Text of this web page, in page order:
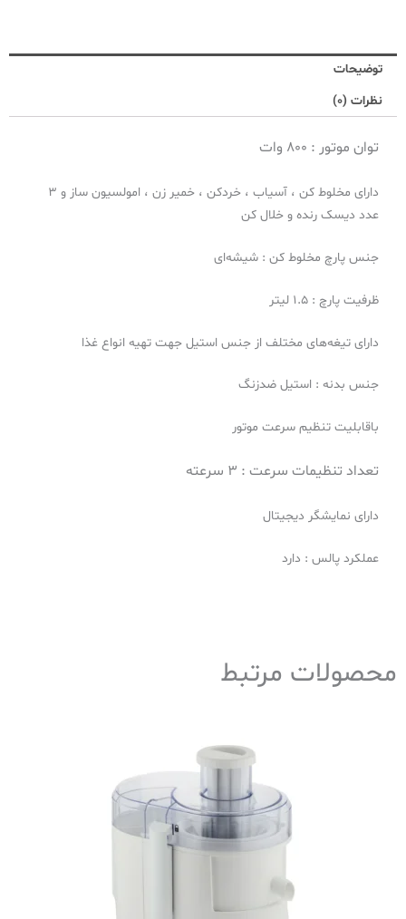
توضیحات
نظرات (0)
توان موتور : 800 وات
دارای مخلوط کن ، آسیاب ، خردکن ، خمیر زن ، امولسیون ساز و 3
عدد دیسک رنده و خلال کن
جنس پارچ مخلوط کن : شیشه‌ای
ظرفیت پارچ : 1.5 لیتر
دارای تیغه‌های مختلف از جنس استیل جهت تهیه انواع غذا
جنس بدنه : استیل ضدزنگ
باقابلیت تنظیم سرعت موتور
تعداد تنظیمات سرعت : 3 سرعته
دارای نمایشگر دیجیتال
عملکرد پالس : دارد
محصولات مرتبط